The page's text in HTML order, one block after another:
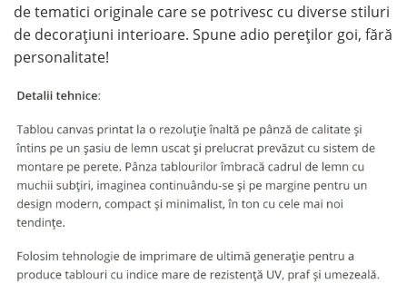
de tematici originale care se potrivesc cu diverse stiluri
de decorațiuni interioare. Spune adio pereților goi, fără
personalitate!